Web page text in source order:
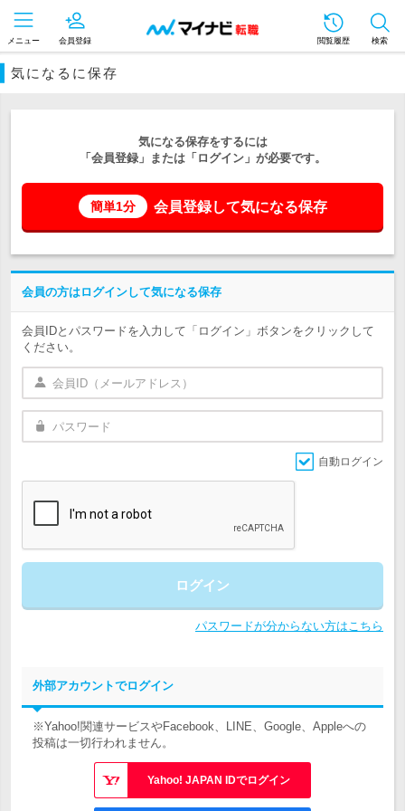
メニュー 会員登録 閲覧履歴 検索
気になるに保存
気になる保存をするには
「会員登録」または「ログイン」が必要です。
簡単1分 会員登録して気になる保存
会員の方はログインして気になる保存
会員IDとパスワードを入力して「ログイン」ボタンをクリックして
ください。
自動ログイン
ログイン
パスワードが分からない方はこちら
外部アカウントでログイン
※Yahoo!関連サービスやFacebook、LINE、Google、Appleへの
投稿は一切行われません。
Yahoo! JAPAN IDでログイン